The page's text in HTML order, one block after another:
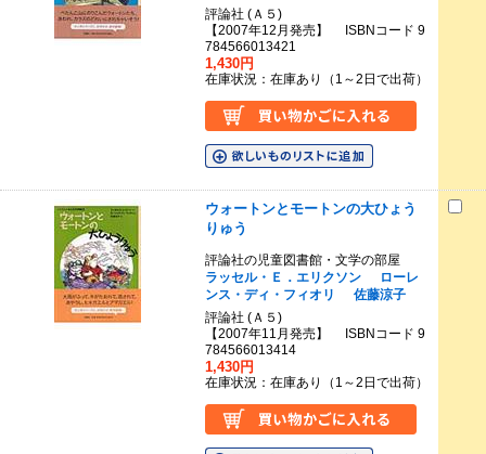
評論社 (Ａ５)
【2007年12月発売】 ISBNコード 9
784566013421
1,430円
在庫状況：在庫あり（1～2日で出荷）
ウォートンとモートンの大ひょう
りゅう
評論社の児童図書館・文学の部屋
ラッセル・Ｅ．エリクソン
ローレ
ンス・ディ・フィオリ
佐藤涼子
評論社 (Ａ５)
【2007年11月発売】 ISBNコード 9
784566013414
1,430円
在庫状況：在庫あり（1～2日で出荷）